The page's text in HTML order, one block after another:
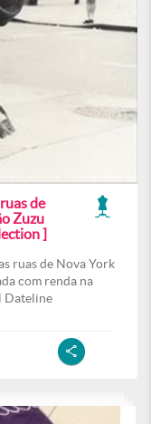
de
Zuzu
]
ruas de Nova York
com renda na
Dateline